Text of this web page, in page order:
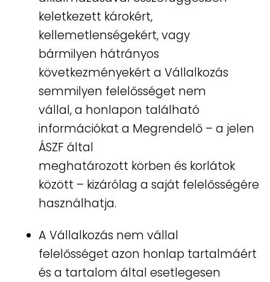
keletkezett károkért,
kellemetlenségekért, vagy
bármilyen hátrányos
következményekért a Vállalkozás
semmilyen felelősséget nem
vállal, a honlapon található
információkat a Megrendelő – a jelen
ÁSZF által
meghatározott körben és korlátok
között – kizárólag a saját felelősségére
használhatja.
A Vállalkozás nem vállal
felelősséget azon honlap tartalmáért
és a tartalom által esetlegesen